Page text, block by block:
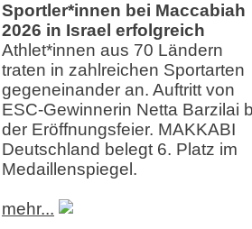
Sportler*innen bei Maccabiah
2026 in Israel erfolgreich
Athlet*innen aus 70 Ländern
traten in zahlreichen Sportarten
gegeneinander an. Auftritt von
ESC-Gewinnerin Netta Barzilai
der Eröffnungsfeier. MAKKABI
Deutschland belegt 6. Platz im
Medaillenspiegel.
mehr...